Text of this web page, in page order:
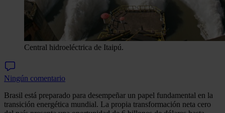
Central hidroeléctrica de Itaipú.
Ningún comentario
Brasil está preparado para desempeñar un papel fundamental en la
transición energética mundial. La propia transformación neta cero